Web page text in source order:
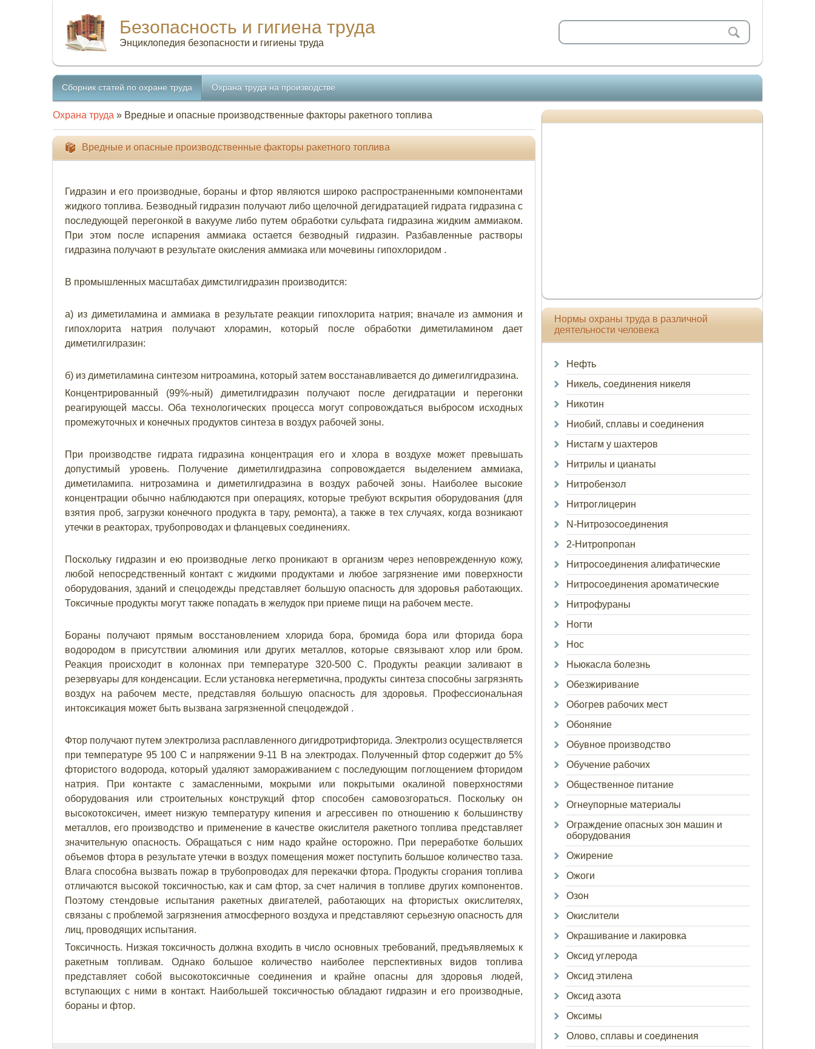
Безопасность и гигиена труда
Энциклопедия безопасности и гигиены труда
Сборник статей по охране труда Охрана труда на производстве
Охрана труда » Вредные и опасные производственные факторы ракетного топлива
Вредные и опасные производственные факторы ракетного топлива
Гидразин и его производные, бораны и фтор являются широко распространенными компонентами
жидкого топлива. Безводный гидразин получают либо щелочной дегидратацией гидрата гидразина с
последующей перегонкой в вакууме либо путем обработки сульфата гидразина жидким аммиаком.
При этом после испарения аммиака остается безводный гидразин. Разбавленные растворы
гидразина получают в результате окисления аммиака или мочевины гипохлоридом .
В промышленных масштабах димстилгидразин производится:
а) из диметиламина и аммиака в результате реакции гипохлорита натрия; вначале из аммония и
гипохлорита натрия получают хлорамин, который после обработки диметиламином дает
диметилгилразин:
б) из диметиламина синтезом нитроамина, который затем восстанавливается до димегилгидразина.
Концентрированный (99%-ный) диметилгидразин получают после дегидратации и перегонки
реагирующей массы. Оба технологических процесса могут сопровождаться выбросом исходных
промежуточных и конечных продуктов синтеза в воздух рабочей зоны.
При производстве гидрата гидразина концентрация его и хлора в воздухе может превышать
допустимый уровень. Получение диметилгидразина сопровождается выделением аммиака,
диметиламипа. нитрозамина и диметилгидразина в воздух рабочей зоны. Наиболее высокие
концентрации обычно наблюдаются при операциях, которые требуют вскрытия оборудования (для
взятия проб, загрузки конечного продукта в тару, ремонта), а также в тех случаях, когда возникают
утечки в реакторах, трубопроводах и фланцевых соединениях.
Поскольку гидразин и ею производные легко проникают в организм через неповрежденную кожу,
любой непосредственный контакт с жидкими продуктами и любое загрязнение ими поверхности
оборудования, зданий и спецодежды представляет большую опасность для здоровья работающих.
Токсичные продукты могут также попадать в желудок при приеме пищи на рабочем месте.
Бораны получают прямым восстановлением хлорида бора, бромида бора или фторида бора
водородом в присутствии алюминия или других металлов, которые связывают хлор или бром.
Реакция происходит в колоннах при температуре 320-500 С. Продукты реакции заливают в
резервуары для конденсации. Если установка негерметична, продукты синтеза способны загрязнять
воздух на рабочем месте, представляя большую опасность для здоровья. Профессиональная
интоксикация может быть вызвана загрязненной спецодеждой .
Фтор получают путем электролиза расплавленного дигидротрифторида. Электролиз осуществляется
при температуре 95 100 С и напряжении 9-11 В на электродах. Полученный фтор содержит до 5%
фтористого водорода, который удаляют замораживанием с последующим поглощением фторидом
натрия. При контакте с замасленными, мокрыми или покрытыми окалиной поверхностями
оборудования или строительных конструкций фтор способен самовозгораться. Поскольку он
высокотоксичен, имеет низкую температуру кипения и агрессивен по отношению к большинству
металлов, его производство и применение в качестве окислителя ракетного топлива представляет
значительную опасность. Обращаться с ним надо крайне осторожно. При переработке больших
объемов фтора в результате утечки в воздух помещения может поступить большое количество таза.
Влага способна вызвать пожар в трубопроводах для перекачки фтора. Продукты сгорания топлива
отличаются высокой токсичностью, как и сам фтор, за счет наличия в топливе других компонентов.
Поэтому стендовые испытания ракетных двигателей, работающих на фтористых окислителях,
связаны с проблемой загрязнения атмосферного воздуха и представляют серьезную опасность для
лиц, проводящих испытания.
Токсичность. Низкая токсичность должна входить в число основных требований, предъявляемых к
ракетным топливам. Однако большое количество наиболее перспективных видов топлива
представляет собой высокотоксичные соединения и крайне опасны для здоровья людей,
вступающих с ними в контакт. Наибольшей токсичностью обладают гидразин и его производные,
бораны и фтор.
Нормы охраны труда в различной
деятельности человека
Нефть
Никель, соединения никеля
Никотин
Ниобий, сплавы и соединения
Нистагм у шахтеров
Нитрилы и цианаты
Нитробензол
Нитроглицерин
N-Нитрозосоединения
2-Нитропропан
Нитросоединения алифатические
Нитросоединения ароматические
Нитрофураны
Ногти
Нос
Ньюкасла болезнь
Обезжиривание
Обогрев рабочих мест
Обоняние
Обувное производство
Обучение рабочих
Общественное питание
Огнеупорные материалы
Ограждение опасных зон машин и
оборудования
Ожирение
Ожоги
Озон
Окислители
Окрашивание и лакировка
Оксид углерода
Оксид этилена
Оксид азота
Оксимы
Олово, сплавы и соединения